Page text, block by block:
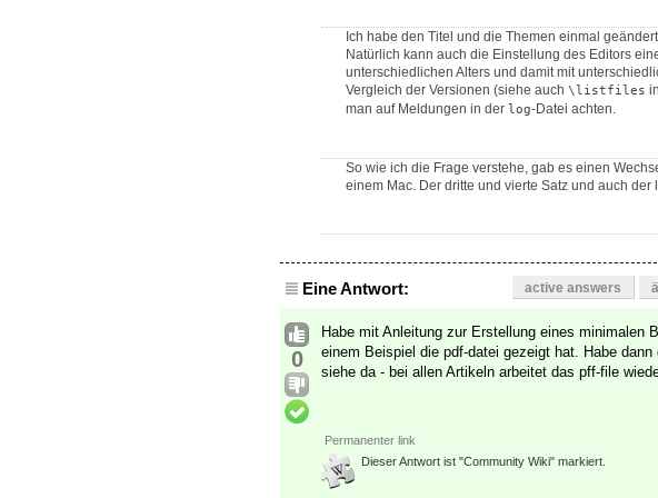
Ich habe den Titel und die Themen einmal
Natürlich kann auch die Einstellung des Editors
unterschiedlichen Alters und damit mit
Vergleich der Versionen (siehe auch \listfiles
man auf Meldungen in der log-Datei achten.
So wie ich die Frage verstehe, gab es einen
einem Mac. Der dritte und vierte Satz und auch
Eine Antwort: active answers
0
Habe mit Anleitung zur Erstellung eines minimalen
einem Beispiel die pdf-datei gezeigt hat. Habe
siehe da - bei allen Artikeln arbeitet das pff-file
Permanenter link
Dieser Antwort ist "Community Wiki" markiert.